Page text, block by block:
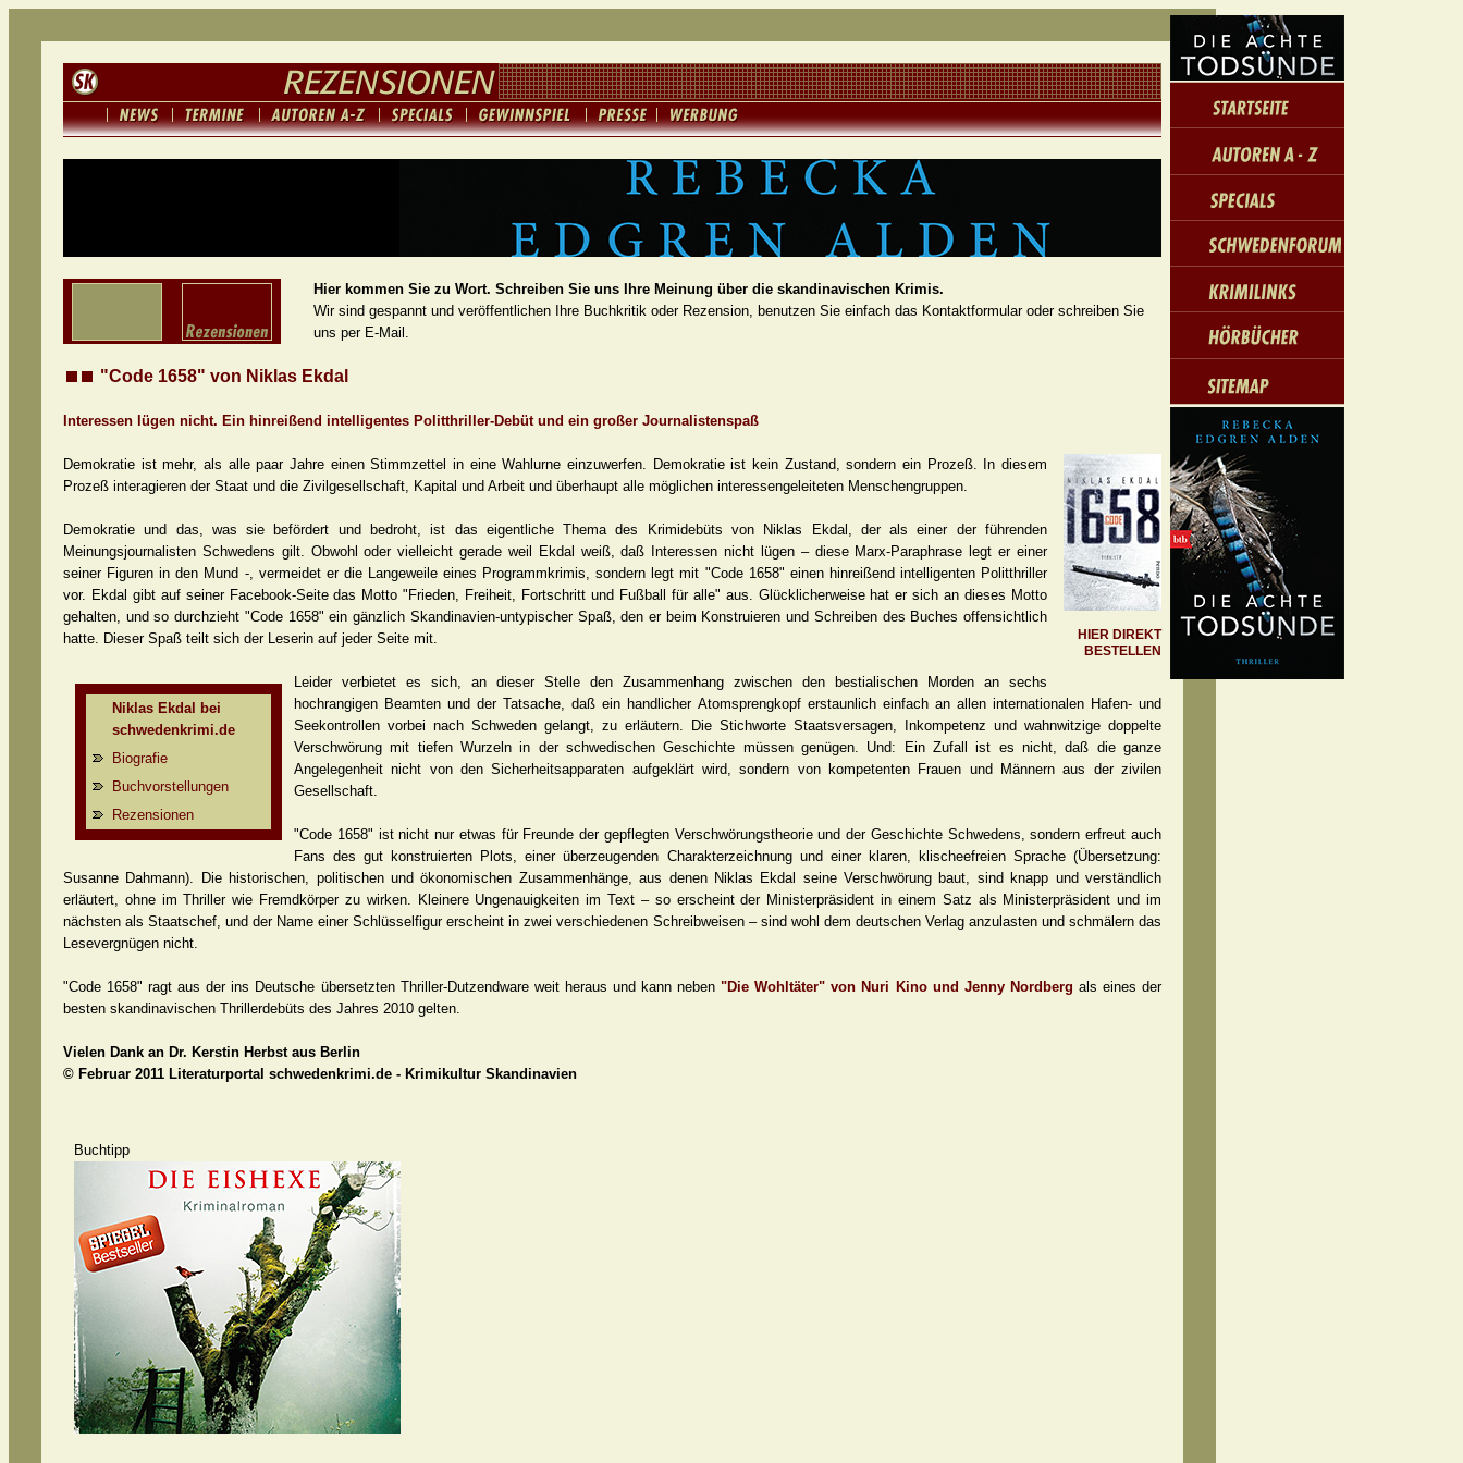
Hier kommen Sie zu Wort. Schreiben Sie uns Ihre Meinung über die skandinavischen Krimis.
Wir sind gespannt und veröffentlichen Ihre Buchkritik oder Rezension, benutzen Sie einfach das Kontaktformular oder schreiben Sie
uns per E-Mail.
"Code 1658" von Niklas Ekdal
Interessen lügen nicht. Ein hinreißend intelligentes Politthriller-Debüt und ein großer Journalistenspaß
HIER DIREKT
BESTELLEN
Demokratie ist mehr, als alle paar Jahre einen Stimmzettel in eine Wahlurne einzuwerfen. Demokratie ist kein Zustand, sondern ein Prozeß. In diesem
Prozeß interagieren der Staat und die Zivilgesellschaft, Kapital und Arbeit und überhaupt alle möglichen interessengeleiteten Menschengruppen.
Demokratie und das, was sie befördert und bedroht, ist das eigentliche Thema des Krimidebüts von Niklas Ekdal, der als einer der führenden
Meinungsjournalisten Schwedens gilt. Obwohl oder vielleicht gerade weil Ekdal weiß, daß Interessen nicht lügen – diese Marx-Paraphrase legt er einer
seiner Figuren in den Mund -, vermeidet er die Langeweile eines Programmkrimis, sondern legt mit "Code 1658" einen hinreißend intelligenten Politthriller
vor. Ekdal gibt auf seiner Facebook-Seite das Motto "Frieden, Freiheit, Fortschritt und Fußball für alle" aus. Glücklicherweise hat er sich an dieses Motto
gehalten, und so durchzieht "Code 1658" ein gänzlich Skandinavien-untypischer Spaß, den er beim Konstruieren und Schreiben des Buches offensichtlich
hatte. Dieser Spaß teilt sich der Leserin auf jeder Seite mit.
Niklas Ekdal bei
schwedenkrimi.de
Biografie
Buchvorstellungen
Rezensionen
Leider verbietet es sich, an dieser Stelle den Zusammenhang zwischen den bestialischen Morden an sechs
hochrangigen Beamten und der Tatsache, daß ein handlicher Atomsprengkopf erstaunlich einfach an allen internationalen Hafen- und
Seekontrollen vorbei nach Schweden gelangt, zu erläutern. Die Stichworte Staatsversagen, Inkompetenz und wahnwitzige doppelte
Verschwörung mit tiefen Wurzeln in der schwedischen Geschichte müssen genügen. Und: Ein Zufall ist es nicht, daß die ganze
Angelegenheit nicht von den Sicherheitsapparaten aufgeklärt wird, sondern von kompetenten Frauen und Männern aus der zivilen
Gesellschaft.
"Code 1658" ist nicht nur etwas für Freunde der gepflegten Verschwörungstheorie und der Geschichte Schwedens, sondern erfreut auch
Fans des gut konstruierten Plots, einer überzeugenden Charakterzeichnung und einer klaren, klischeefreien Sprache (Übersetzung:
Susanne Dahmann). Die historischen, politischen und ökonomischen Zusammenhänge, aus denen Niklas Ekdal seine Verschwörung baut, sind knapp und verständlich
erläutert, ohne im Thriller wie Fremdkörper zu wirken. Kleinere Ungenauigkeiten im Text – so erscheint der Ministerpräsident in einem Satz als Ministerpräsident und im
nächsten als Staatschef, und der Name einer Schlüsselfigur erscheint in zwei verschiedenen Schreibweisen – sind wohl dem deutschen Verlag anzulasten und schmälern das
Lesevergnügen nicht.
"Code 1658" ragt aus der ins Deutsche übersetzten Thriller-Dutzendware weit heraus und kann neben"Die Wohltäter" von Nuri Kino und Jenny Nordberg als eines der
besten skandinavischen Thrillerdebüts des Jahres 2010 gelten.
Vielen Dank an Dr. Kerstin Herbst aus Berlin
© Februar 2011 Literaturportal schwedenkrimi.de - Krimikultur Skandinavien
Buchtipp